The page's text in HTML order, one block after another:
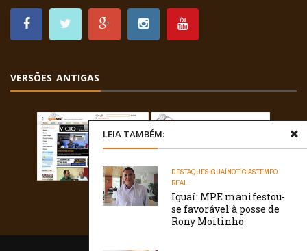
LEIA TAMBÉM:
DESTAQUESIGUAÍNOTÍCIASTEMPO
REAL
Iguaí: MPE manifestou-
se favorável à posse de
Rony Moitinho
VERSÕES ANTIGAS